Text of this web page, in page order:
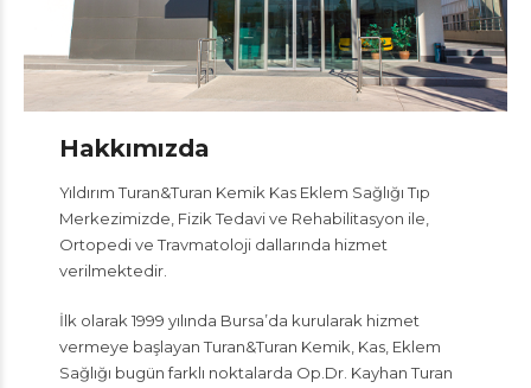
Hakkımızda
Yıldırım Turan&Turan Kemik Kas Eklem Sağlığı Tıp
Merkezimizde, Fizik Tedavi ve Rehabilitasyon ile,
Ortopedi ve Travmatoloji dallarında hizmet
verilmektedir.
İlk olarak 1999 yılında Bursa’da kurularak hizmet
vermeye başlayan Turan&Turan Kemik, Kas, Eklem
Sağlığı bugün farklı noktalarda Op.Dr. Kayhan Turan